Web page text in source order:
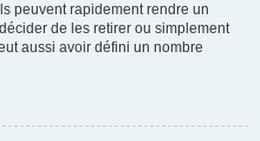
peuvent rapidement rendre un
de les retirer ou simplement
aussi avoir défini un nombre